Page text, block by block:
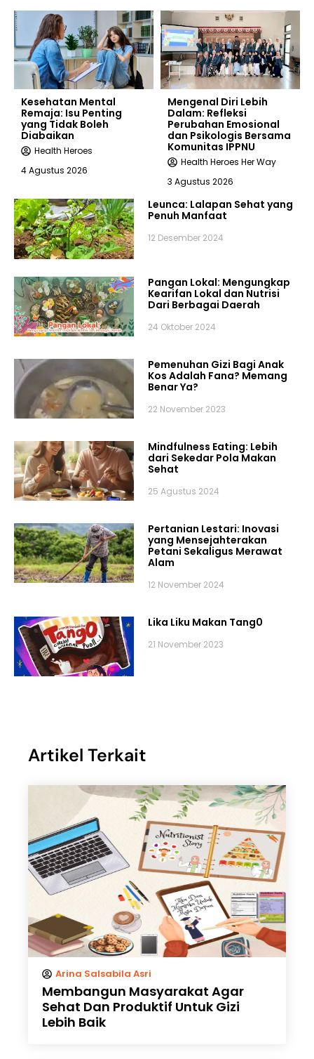
Kesehatan Mental
Remaja: Isu Penting
yang Tidak Boleh
Diabaikan
Health Heroes
4 Agustus 2026
Mengenal Diri Lebih
Dalam: Refleksi
Perubahan Emosional
dan Psikologis Bersama
Komunitas IPPNU
Health Heroes Her Way
3 Agustus 2026
Leunca: Lalapan Sehat yang
Penuh Manfaat
12 Desember 2024
Pangan Lokal: Mengungkap
Kearifan Lokal dan Nutrisi
Dari Berbagai Daerah
24 Oktober 2024
Pemenuhan Gizi Bagi Anak
Kos Adalah Fana? Memang
Benar Ya?
22 November 2023
Mindfulness Eating: Lebih
dari Sekedar Pola Makan
Sehat
25 Agustus 2024
Pertanian Lestari: Inovasi
yang Mensejahterakan
Petani Sekaligus Merawat
Alam
12 November 2024
Lika Liku Makan Tang0
21 November 2023
Artikel Terkait
Arina Salsabila Asri
Membangun Masyarakat Agar
Sehat Dan Produktif Untuk Gizi
Lebih Baik